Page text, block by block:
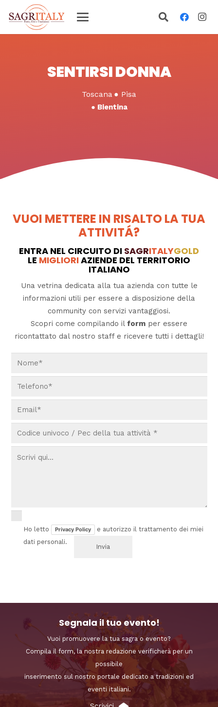
SENTIRSI DONNA
Toscana ● Pisa
● Bientina
VUOI METTERE IN RISALTO LA TUA
ATTIVITÁ?
ENTRA NEL CIRCUITO DI SAGRITALYGOLD
LE MIGLIORIAZIENDE DEL TERRITORIO
ITALIANO
Una vetrina dedicata alla tua azienda con tutte le
informazioni utili per essere a disposizione della
community con servizi vantaggiosi.
Scopri come compilando il form per essere
ricontattato dal nostro staff e ricevere tutti i dettagli!
Ho letto Privacy Policy
e autorizzo il trattamento dei miei
dati personali.
Segnala il tuo evento!
Vuoi promuovere la tua sagra o evento?
Compila il form, la nostra redazione verificherà per un
possibile
inserimento sul nostro portale dedicato a tradizioni ed
eventi italiani.